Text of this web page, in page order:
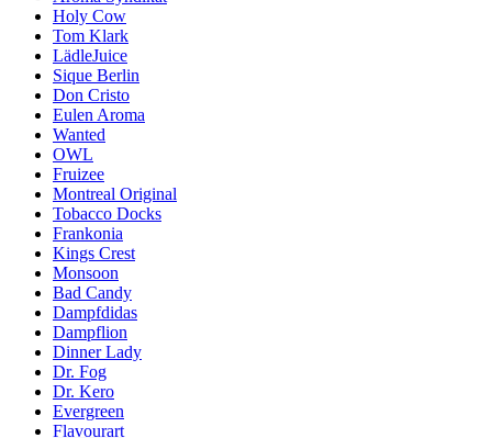
Holy Cow
Tom Klark
LädleJuice
Sique Berlin
Don Cristo
Eulen Aroma
Wanted
OWL
Fruizee
Montreal Original
Tobacco Docks
Frankonia
Kings Crest
Monsoon
Bad Candy
Dampfdidas
Dampflion
Dinner Lady
Dr. Fog
Dr. Kero
Evergreen
Flavourart